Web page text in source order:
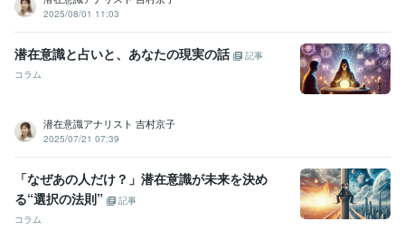
2025/08/01 11:03
潜在意識と占いと、あなたの現実の話
記事
コラム
潜在意識アナリスト 吉村京子
2025/07/21 07:39
「なぜあの人だけ？」潜在意識が未来を決め
る“選択の法則”
記事
コラム